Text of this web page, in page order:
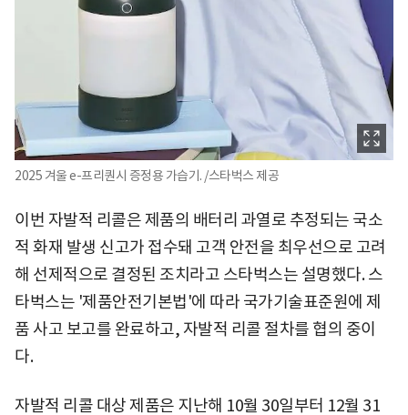
2025 겨울 e-프리퀀시 증정용 가습기. /스타벅스 제공
이번 자발적 리콜은 제품의 배터리 과열로 추정되는 국소
적 화재 발생 신고가 접수돼 고객 안전을 최우선으로 고려
해 선제적으로 결정된 조치라고 스타벅스는 설명했다. 스
타벅스는 '제품안전기본법'에 따라 국가기술표준원에 제
품 사고 보고를 완료하고, 자발적 리콜 절차를 협의 중이
다.
자발적 리콜 대상 제품은 지난해 10월 30일부터 12월 31